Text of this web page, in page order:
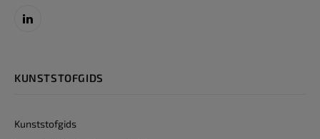
LinkedIn
KUNSTSTOFGIDS
Kunststofgids